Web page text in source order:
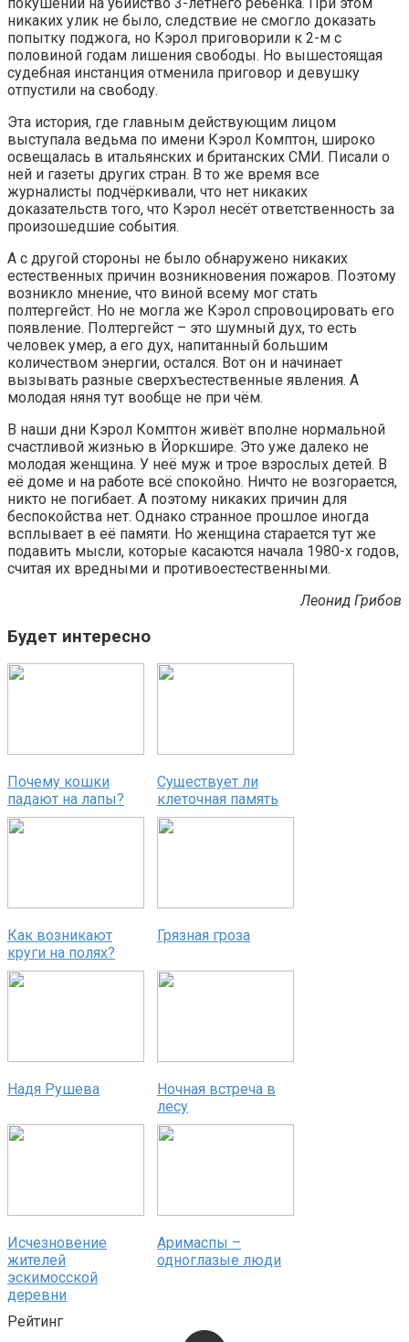
никаких улик не было, следствие не смогло доказать
попытку поджога, но Кэрол приговорили к 2-м с
половиной годам лишения свободы. Но вышестоящая
судебная инстанция отменила приговор и девушку
отпустили на свободу.
Эта история, где главным действующим лицом
выступала ведьма по имени Кэрол Комптон, широко
освещалась в итальянских и британских СМИ. Писали о
ней и газеты других стран. В то же время все
журналисты подчёркивали, что нет никаких
доказательств того, что Кэрол несёт ответственность за
произошедшие события.
А с другой стороны не было обнаружено никаких
естественных причин возникновения пожаров. Поэтому
возникло мнение, что виной всему мог стать
полтергейст. Но не могла же Кэрол спровоцировать его
появление. Полтергейст – это шумный дух, то есть
человек умер, а его дух, напитанный большим
количеством энергии, остался. Вот он и начинает
вызывать разные сверхъестественные явления. А
молодая няня тут вообще не при чём.
В наши дни Кэрол Комптон живёт вполне нормальной
счастливой жизнью в Йоркшире. Это уже далеко не
молодая женщина. У неё муж и трое взрослых детей. В
её доме и на работе всё спокойно. Ничто не возгорается,
никто не погибает. А поэтому никаких причин для
беспокойства нет. Однако странное прошлое иногда
всплывает в её памяти. Но женщина старается тут же
подавить мысли, которые касаются начала 1980-х годов,
считая их вредными и противоестественными.
Леонид Грибов
Будет интересно
Почему кошки
падают на лапы?
Существует ли
клеточная память
Как возникают
круги на полях?
Грязная гроза
Надя Рушева
Ночная встреча в
лесу
Исчезновение
жителей
эскимосской
деревни
Аримаспы –
одноглазые люди
Рейтинг